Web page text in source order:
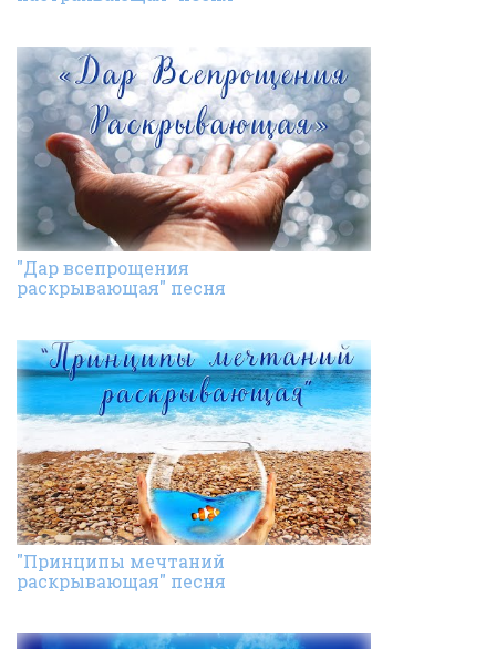
"Дар всепрощения
раскрывающая" песня
"Принципы мечтаний
раскрывающая" песня